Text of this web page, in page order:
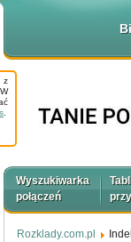
z
Wyszukiwarka
połączeń
Rozklady.com.pl